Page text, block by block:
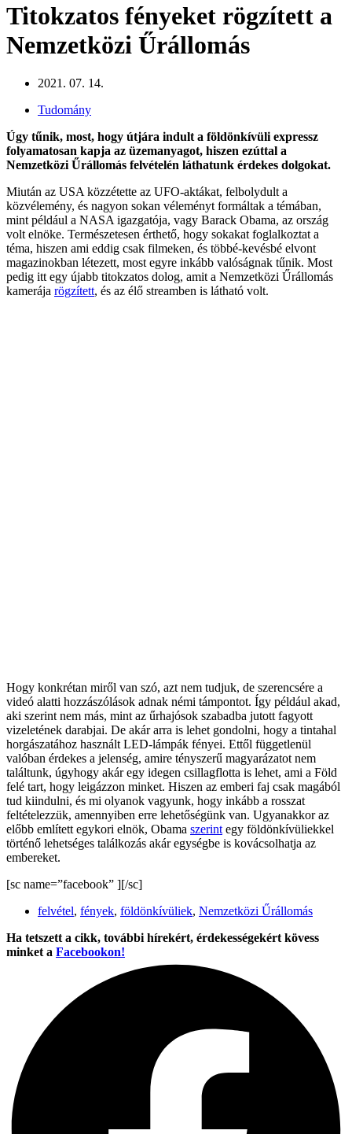
Titokzatos fényeket rögzített a
Nemzetközi Űrállomás
2021. 07. 14.
Tudomány
Úgy tűnik, most, hogy útjára indult a földönkívüli expressz
folyamatosan kapja az üzemanyagot, hiszen ezúttal a
Nemzetközi Űrállomás felvételén láthatunk érdekes dolgokat.
Miután az USA közzétette az UFO-aktákat, felbolydult a
közvélemény, és nagyon sokan véleményt formáltak a témában,
mint például a NASA igazgatója, vagy Barack Obama, az ország
volt elnöke. Természetesen érthető, hogy sokakat foglalkoztat a
téma, hiszen ami eddig csak filmeken, és többé-kevésbé elvont
magazinokban létezett, most egyre inkább valóságnak tűnik. Most
pedig itt egy újabb titokzatos dolog, amit a Nemzetközi Űrállomás
kamerája rögzített, és az élő streamben is látható volt.
Hogy konkrétan miről van szó, azt nem tudjuk, de szerencsére a
videó alatti hozzászólások adnak némi támpontot. Így például akad,
aki szerint nem más, mint az űrhajósok szabadba jutott fagyott
vizeletének darabjai. De akár arra is lehet gondolni, hogy a tintahal
horgászatához használt LED-lámpák fényei. Ettől függetlenül
valóban érdekes a jelenség, amire tényszerű magyarázatot nem
találtunk, úgyhogy akár egy idegen csillagflotta is lehet, ami a Föld
felé tart, hogy leigázzon minket. Hiszen az emberi faj csak magából
tud kiindulni, és mi olyanok vagyunk, hogy inkább a rosszat
feltételezzük, amennyiben erre lehetőségünk van. Ugyanakkor az
előbb említett egykori elnök, Obama szerintegy földönkívüliekkel
történő lehetséges találkozás akár egységbe is kovácsolhatja az
embereket.
[sc name=”facebook” ][/sc]
felvétel, fények, földönkívüliek, Nemzetközi Űrállomás
Ha tetszett a cikk, további hírekért, érdekességekért kövess
minket a Facebookon!